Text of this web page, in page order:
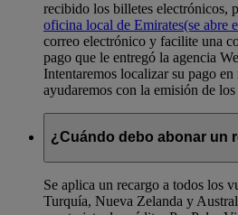
recibido los billetes electrónicos,
oficina local de Emirates(se abre
correo electrónico y facilite una
pago que le entregó la agencia
Intentaremos localizar su pago en
ayudaremos con la emisión de
¿Cuándo debo abonar un
Se aplica un recargo a todos los
Turquía, Nueva Zelanda y